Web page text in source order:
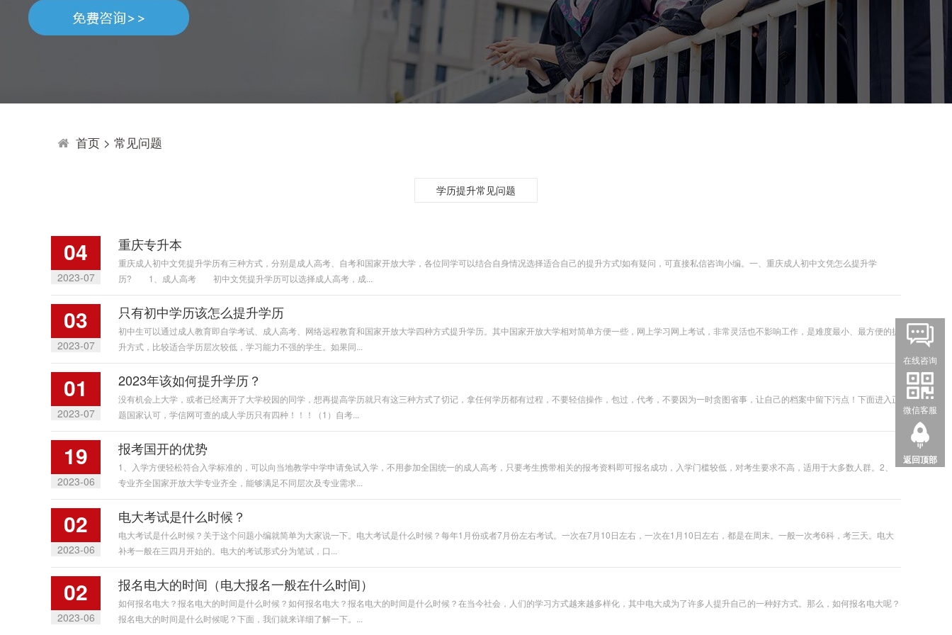
首页> 常见问题
学历提升常见问题
04
2023-07
重庆专升本
重庆成人初中文凭提升学历有三种方式，分别是成人高考、自考和国家开放大学，各位同学可以结合自身情况选择适合自己的提升方式!如有疑问，可直接私信咨询小编。一、重庆成人初中文凭怎么提升学
历? 1、成人高考 初中文凭提升学历可以选择成人高考，成...
03
2023-07
只有初中学历该怎么提升学历
初中生可以通过成人教育即自学考试、成人高考、网络远程教育和国家开放大学四种方式提升学历。其中国家开放大学相对简单方便一些，网上学习网上考试，非常灵活也不影响工作，是难度最小、最方便的提
升方式，比较适合学历层次较低，学习能力不强的学生。如果同...
01
2023-07
2023年该如何提升学历？
没有机会上大学，或者已经离开了大学校园的同学，想再提高学历就只有这三种方式了切记，拿任何学历都有过程，不要轻信操作，包过，代考，不要因为一时贪图省事，让自己的档案中留下污点！下面进入正
题国家认可，学信网可查的成人学历只有四种！！！（1）自考...
19
2023-06
报考国开的优势
1、入学方便轻松符合入学标准的，可以向当地教学中学申请免试入学，不用参加全国统一的成人高考，只要考生携带相关的报考资料即可报名成功，入学门槛较低，对考生要求不高，适用于大多数人群。2、
专业齐全国家开放大学专业齐全，能够满足不同层次及专业需求...
02
2023-06
电大考试是什么时候？
电大考试是什么时候？关于这个问题小编就简单为大家说一下。电大考试是什么时候？每年1月份或者7月份左右考试。一次在7月10日左右，一次在1月10日左右，都是在周末。一般一次考6科，考三天。电大
补考一般在三四月开始的。电大的考试形式分为笔试，口...
02
2023-06
报名电大的时间（电大报名一般在什么时间）
如何报名电大？报名电大的时间是什么时候？如何报名电大？报名电大的时间是什么时候？在当今社会，人们的学习方式越来越多样化，其中电大成为了许多人提升自己的一种好方式。那么，如何报名电大呢？
报名电大的时间是什么时候呢？下面，我们就来详细了解一下。...
在线咨询
微信客服
返回顶部